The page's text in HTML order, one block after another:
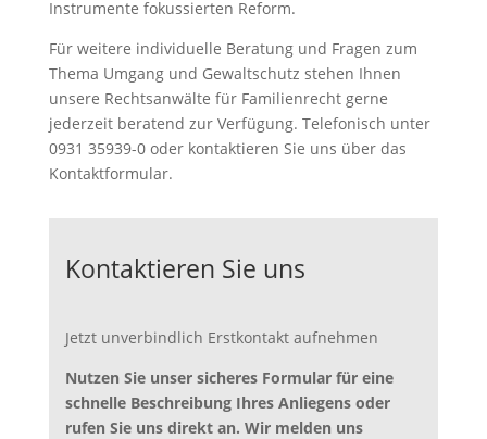
Instrumente fokussierten Reform.
Für weitere individuelle Beratung und Fragen zum
Thema Umgang und Gewaltschutz stehen Ihnen
unsere Rechtsanwälte für Familienrecht gerne
jederzeit beratend zur Verfügung. Telefonisch unter
0931 35939-0 oder kontaktieren Sie uns über das
Kontaktformular.
Kontaktieren Sie uns
Jetzt unverbindlich Erstkontakt aufnehmen
Nutzen Sie unser sicheres Formular für eine
schnelle Beschreibung Ihres Anliegens oder
rufen Sie uns direkt an. Wir melden uns